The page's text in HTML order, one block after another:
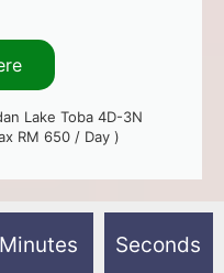
Lake Toba 4D-3N
RM 650 / Day )
Minutes Seconds